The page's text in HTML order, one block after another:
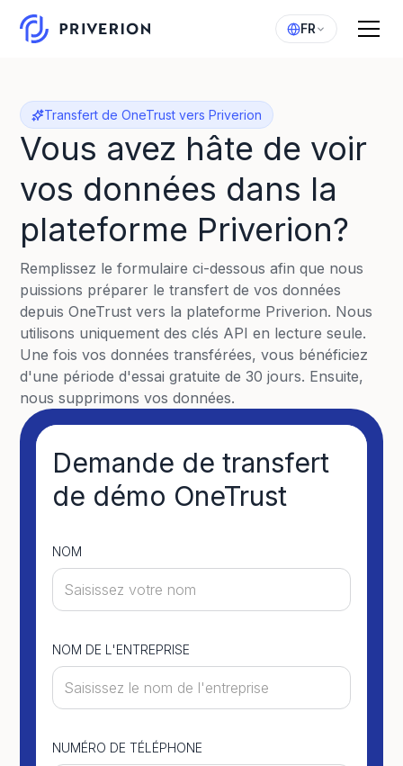
FR
Transfert de OneTrust vers Priverion
Vous avez hâte de voir
vos données dans la
plateforme Priverion?
Remplissez le formulaire ci-dessous afin que nous
puissions préparer le transfert de vos données
depuis OneTrust vers la plateforme Priverion. Nous
utilisons uniquement des clés API en lecture seule.
Une fois vos données transférées, vous bénéficiez
d'une période d'essai gratuite de 30 jours. Ensuite,
nous supprimons vos données.
Demande de transfert
de démo OneTrust
NOM
NOM DE L'ENTREPRISE
NUMÉRO DE TÉLÉPHONE